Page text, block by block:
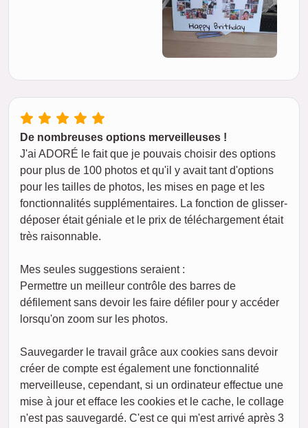
De nombreuses options merveilleuses !
J'ai ADORÉ le fait que je pouvais choisir des options
pour plus de 100 photos et qu'il y avait tant d'options
pour les tailles de photos, les mises en page et les
fonctionnalités supplémentaires. La fonction de glisser-
déposer était géniale et le prix de téléchargement était
très raisonnable.
Mes seules suggestions seraient :
Permettre un meilleur contrôle des barres de
défilement sans devoir les faire défiler pour y accéder
lorsqu'on zoom sur les photos.
Sauvegarder le travail grâce aux cookies sans devoir
créer de compte est également une fonctionnalité
merveilleuse, cependant, si un ordinateur effectue une
mise à jour et efface les cookies et le cache, le collage
n'est pas sauvegardé. C'est ce qui m'est arrivé après 3